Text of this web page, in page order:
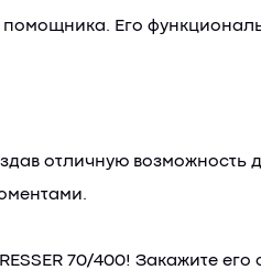
Его
отличную
70/400! Закажите